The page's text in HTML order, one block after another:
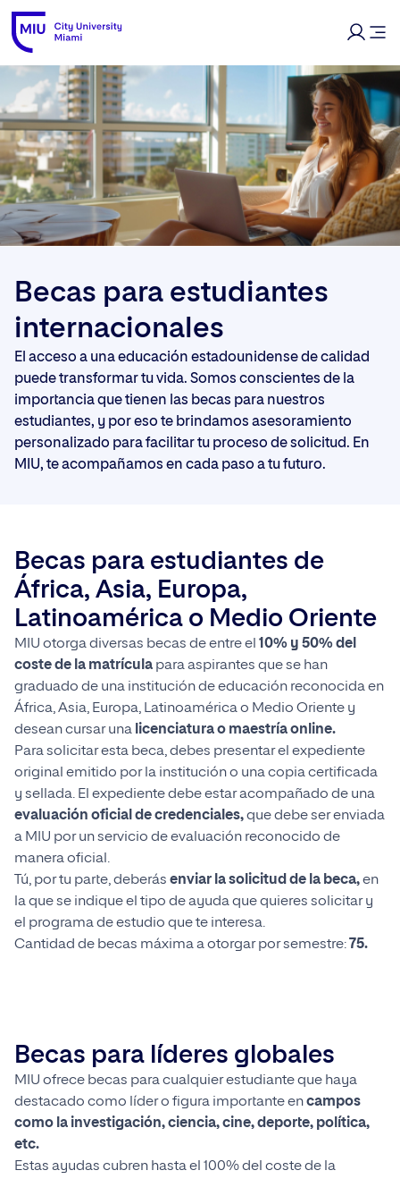
Becas para estudiantes
internacionales
El acceso a una educación estadounidense de calidad
puede transformar tu vida. Somos conscientes de la
importancia que tienen las becas para nuestros
estudiantes, y por eso te brindamos asesoramiento
personalizado para facilitar tu proceso de solicitud. En
MIU, te acompañamos en cada paso a tu futuro.
Becas para estudiantes de
África, Asia, Europa,
Latinoamérica o Medio Oriente
MIU otorga diversas becas de entre el 10% y 50% del
coste de la matrícula para aspirantes que se han
graduado de una institución de educación reconocida en
África, Asia, Europa, Latinoamérica o Medio Oriente y
desean cursar una licenciatura o maestría online.
Para solicitar esta beca, debes presentar el expediente
original emitido por la institución o una copia certificada
y sellada. El expediente debe estar acompañado de una
evaluación oficial de credenciales,que debe ser enviada
a MIU por un servicio de evaluación reconocido de
manera oficial.
Tú, por tu parte, deberás enviar la solicitud de la beca,en
la que se indique el tipo de ayuda que quieres solicitar y
el programa de estudio que te interesa.
Cantidad de becas máxima a otorgar por semestre: 75.
Becas para líderes globales
MIU ofrece becas para cualquier estudiante que haya
destacado como líder o figura importante encampos
como la investigación, ciencia, cine, deporte, política,
etc.
Estas ayudas cubren hasta el 100% del coste de la